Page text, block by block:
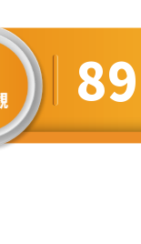
8 9
9 4